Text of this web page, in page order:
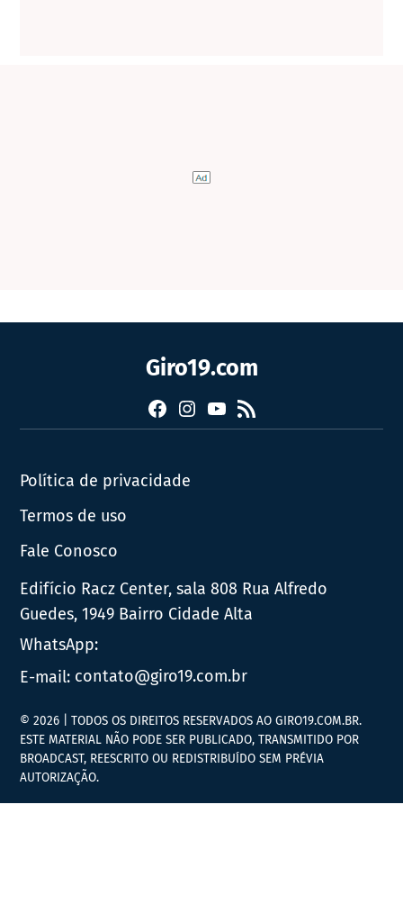
Giro19.com
FacebookInstagram
YouTube
RSS
Política de privacidade
Termos de uso
Fale Conosco
Edifício Racz Center, sala 808 Rua Alfredo
Guedes, 1949 Bairro Cidade Alta
WhatsApp:
E-mail: contato@giro19.com.br
© 2026 | TODOS OS DIREITOS RESERVADOS AO GIRO19.COM.BR.
ESTE MATERIAL NÃO PODE SER PUBLICADO, TRANSMITIDO POR
BROADCAST, REESCRITO OU REDISTRIBUÍDO SEM PRÉVIA
AUTORIZAÇÃO.